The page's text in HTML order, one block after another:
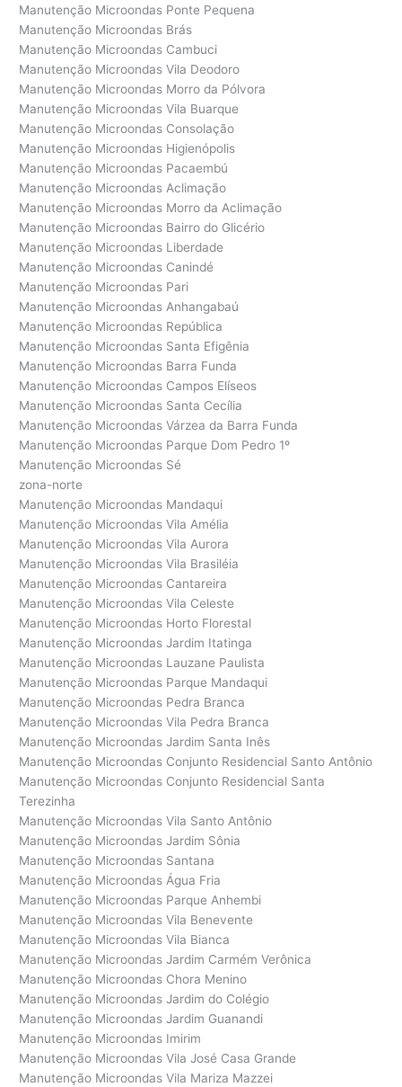
Manutenção Microondas Ponte Pequena
Manutenção Microondas Brás
Manutenção Microondas Cambuci
Manutenção Microondas Vila Deodoro
Manutenção Microondas Morro da Pólvora
Manutenção Microondas Vila Buarque
Manutenção Microondas Consolação
Manutenção Microondas Higienópolis
Manutenção Microondas Pacaembú
Manutenção Microondas Aclimação
Manutenção Microondas Morro da Aclimação
Manutenção Microondas Bairro do Glicério
Manutenção Microondas Liberdade
Manutenção Microondas Canindé
Manutenção Microondas Pari
Manutenção Microondas Anhangabaú
Manutenção Microondas República
Manutenção Microondas Santa Efigênia
Manutenção Microondas Barra Funda
Manutenção Microondas Campos Elíseos
Manutenção Microondas Santa Cecília
Manutenção Microondas Várzea da Barra Funda
Manutenção Microondas Parque Dom Pedro 1º
Manutenção Microondas Sé
zona-norte
Manutenção Microondas Mandaqui
Manutenção Microondas Vila Amélia
Manutenção Microondas Vila Aurora
Manutenção Microondas Vila Brasiléia
Manutenção Microondas Cantareira
Manutenção Microondas Vila Celeste
Manutenção Microondas Horto Florestal
Manutenção Microondas Jardim Itatinga
Manutenção Microondas Lauzane Paulista
Manutenção Microondas Parque Mandaqui
Manutenção Microondas Pedra Branca
Manutenção Microondas Vila Pedra Branca
Manutenção Microondas Jardim Santa Inês
Manutenção Microondas Conjunto Residencial Santo Antônio
Manutenção Microondas Conjunto Residencial Santa
Terezinha
Manutenção Microondas Vila Santo Antônio
Manutenção Microondas Jardim Sônia
Manutenção Microondas Santana
Manutenção Microondas Água Fria
Manutenção Microondas Parque Anhembi
Manutenção Microondas Vila Benevente
Manutenção Microondas Vila Bianca
Manutenção Microondas Jardim Carmém Verônica
Manutenção Microondas Chora Menino
Manutenção Microondas Jardim do Colégio
Manutenção Microondas Jardim Guanandi
Manutenção Microondas Imirim
Manutenção Microondas Vila José Casa Grande
Manutenção Microondas Vila Mariza Mazzei